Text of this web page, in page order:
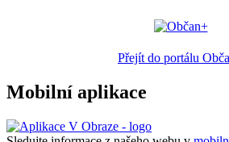
Přejít do portálu
Mobilní aplikace